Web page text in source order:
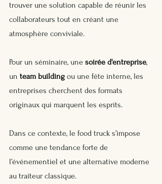
trouver une solution capable de réunir les
collaborateurs tout en créant une
atmosphère conviviale.
Pour un séminaire, une soirée d'entreprise,
un team building ou une fête interne, les
entreprises cherchent des formats
originaux qui marquent les esprits.
Dans ce contexte, le food truck s’impose
comme une tendance forte de
l’événementiel et une alternative moderne
au traiteur classique.